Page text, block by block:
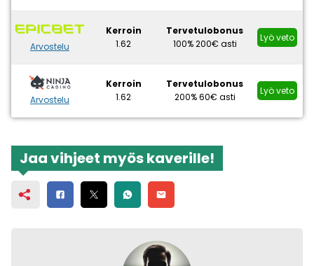
Arvostelu
Kerroin
1.62
Tervetulobonus
100% 200€ asti
Lyö veto
Arvostelu
Kerroin
1.62
Tervetulobonus
200% 60€ asti
Lyö veto
Jaa vihjeet myös kaverille!